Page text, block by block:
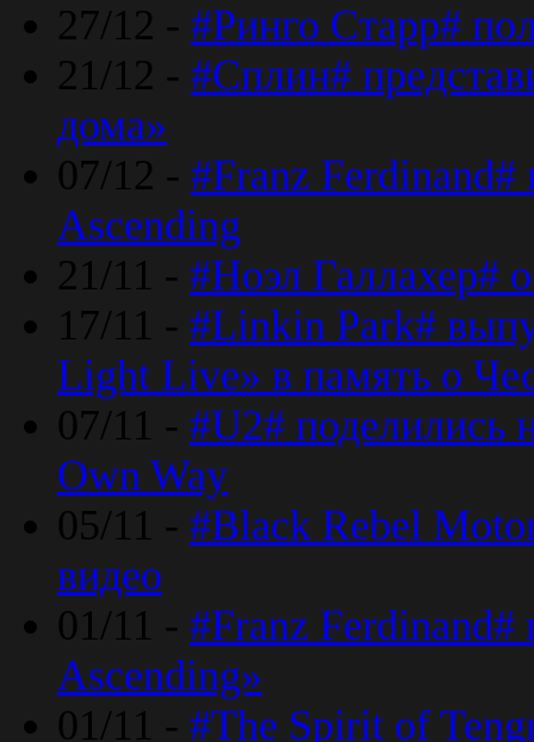
27/12 - #Ринго Старр#
21/12 - #Сплин#
дома»
07/12 - #Franz
Ascending
21/11 - #Ноэл Галлахер#
17/11 - #Linkin Park#
Light Live» в память о
07/11 - #U2#
Own Way
05/11 - #Black Rebel
видео
01/11 - #Franz Ferdinand#
Ascending»
01/11 - #The Spirit of